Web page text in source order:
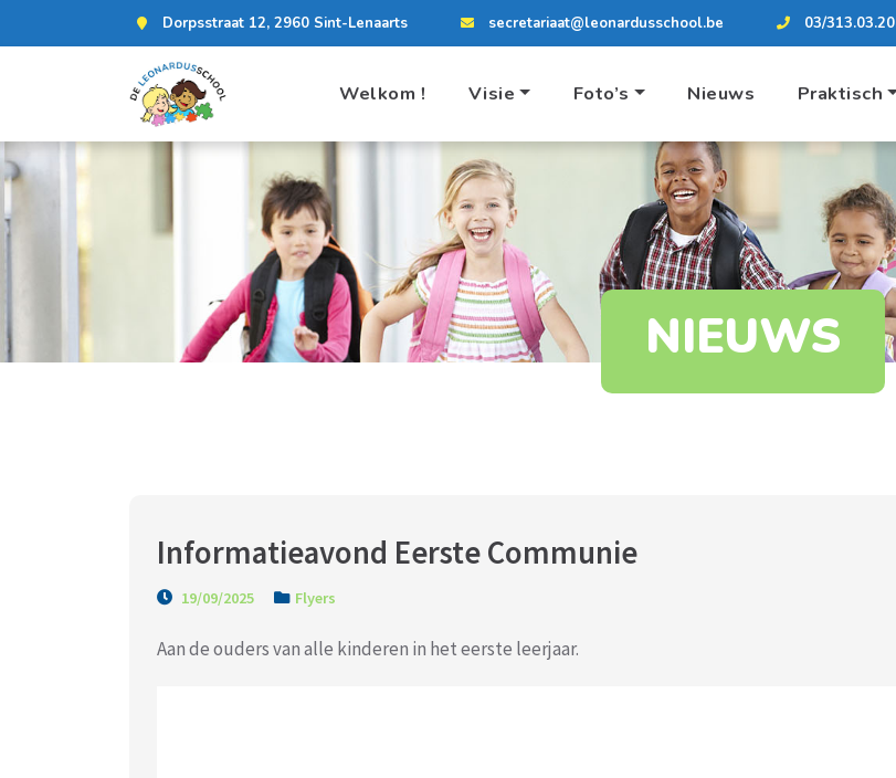
Dorpsstraat 12, 2960 Sint-Lenaarts secretariaat@leonardusschool.be 03/313.03.20
Welkom ! Visie Foto’s Nieuws Praktisch
NIEUWS
Informatieavond Eerste Communie
19/09/2025 Flyers
Aan de ouders van alle kinderen in het eerste leerjaar.